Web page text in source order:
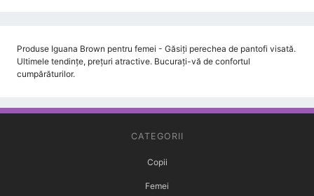
Produse Iguana Brown pentru femei - Găsiți perechea de pantofi visată.
Ultimele tendințe, prețuri atractive. Bucurați-vă de confortul
cumpărăturilor.
CATEGORII
Copii
Femei